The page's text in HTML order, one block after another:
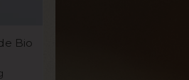
Bio